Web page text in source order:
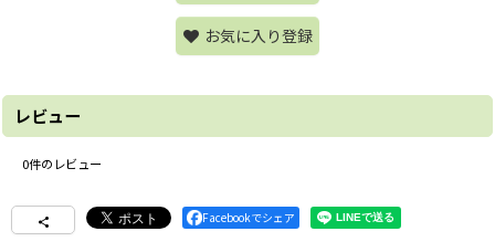
お気に入り登録
レビュー
0件のレビュー
Facebookでシェア